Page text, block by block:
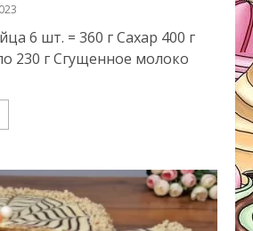
6 шт. = 360 г Сахар 400 г
230 г Сгущенное молоко